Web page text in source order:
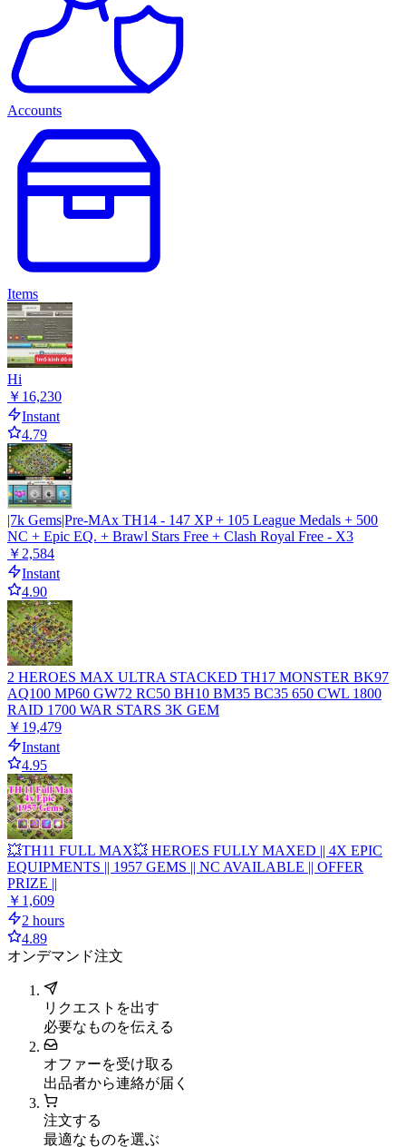
Accounts
Items
Hi
￥16,230
Instant
4.79
|7k Gems|Pre-MAx TH14 - 147 XP + 105 League Medals + 500
NC + Epic EQ. + Brawl Stars Free + Clash Royal Free - X3
￥2,584
Instant
4.90
2 HEROES MAX ULTRA STACKED TH17 MONSTER BK97
AQ100 MP60 GW72 RC50 BH10 BM35 BC35 650 CWL 1800
RAID 1700 WAR STARS 3K GEM
￥19,479
Instant
4.95
💥TH11 FULL MAX💥 HEROES FULLY MAXED || 4X EPIC
EQUIPMENTS || 1957 GEMS || NC AVAILABLE || OFFER
PRIZE ||
￥1,609
2 hours
4.89
オンデマンド注文
リクエストを出す
必要なものを伝える
オファーを受け取る
出品者から連絡が届く
注文する
最適なものを選ぶ